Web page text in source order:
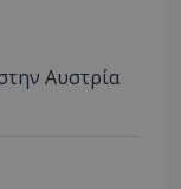
Αυστρία